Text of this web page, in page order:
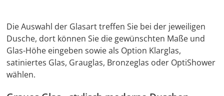
Die Auswahl der Glasart treffen Sie bei der jeweiligen
Dusche, dort können Sie die gewünschten Maße und
Glas-Höhe eingeben sowie als Option Klarglas,
satiniertes Glas, Grauglas, Bronzeglas oder OptiShower
wählen.